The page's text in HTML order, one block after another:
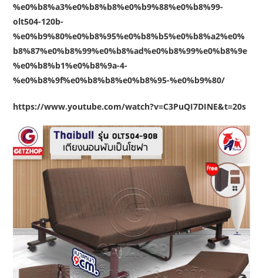
%e0%b8%a3%e0%b8%b8%e0%b9%88%e0%b8%99-
olt504-120b-
%e0%b9%80%e0%b8%95%e0%b8%b5%e0%b8%a2%e0%
b8%87%e0%b8%99%e0%b8%ad%e0%b8%99%e0%b8%9e
%e0%b8%b1%e0%b8%9a-4-
%e0%b8%9f%e0%b8%b8%e0%b8%95-%e0%b9%80/
https://www.youtube.com/watch?v=C3PuQI7DINE&t=20s